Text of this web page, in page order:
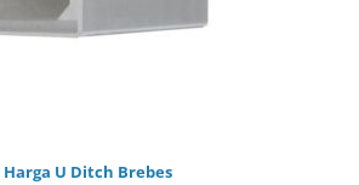
Harga U Ditch Brebes